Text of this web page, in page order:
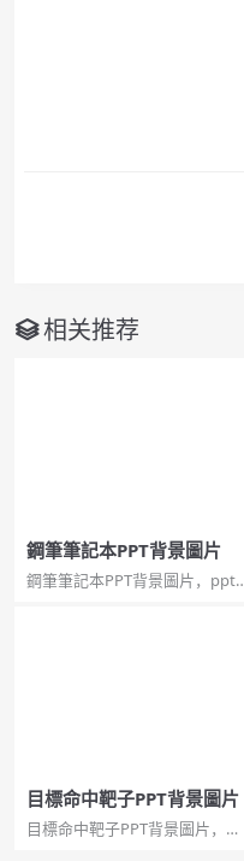
相关推荐
鋼筆筆記本PPT背景圖片
鋼筆筆記本PPT背景圖片，pptx
目標命中靶子PPT背景圖片
目標命中靶子PPT背景圖片，